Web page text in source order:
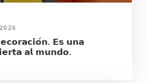
𝗘𝘀 𝘂𝗻𝗮
𝗮𝗹 𝗺𝘂𝗻𝗱𝗼.